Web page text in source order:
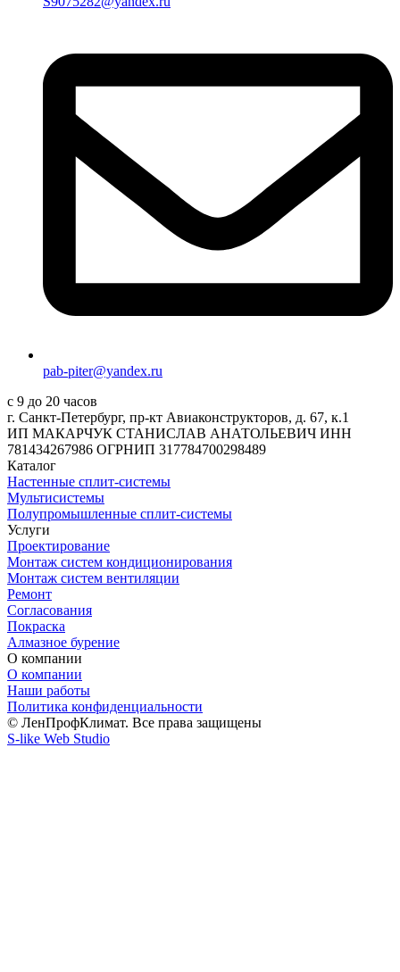
pab-piter@yandex.ru
с 9 до 20 часов
г. Санкт-Петербург, пр-кт Авиаконструкторов, д. 67, к.1
ИП МАКАРЧУК СТАНИСЛАВ АНАТОЛЬЕВИЧ ИНН
781434267986 ОГРНИП 317784700298489
Каталог
Настенные сплит-системы
Мультисистемы
Полупромышленные сплит-системы
Услуги
Проектирование
Монтаж систем кондиционирования
Монтаж систем вентиляции
Ремонт
Согласования
Покраска
Алмазное бурение
О компании
О компании
Наши работы
Политика конфиденциальности
© ЛенПрофКлимат. Все права защищены
S-like Web Studio